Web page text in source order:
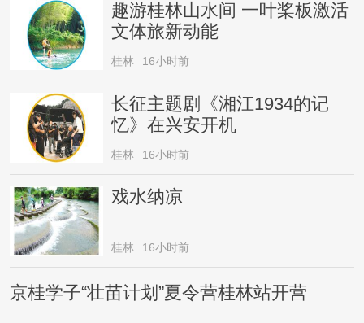
趣游桂林山水间 一叶桨板激活
文体旅新动能
桂林 16小时前
长征主题剧《湘江1934的记
忆》在兴安开机
桂林 16小时前
戏水纳凉
桂林 16小时前
京桂学子“壮苗计划”夏令营桂林站开营